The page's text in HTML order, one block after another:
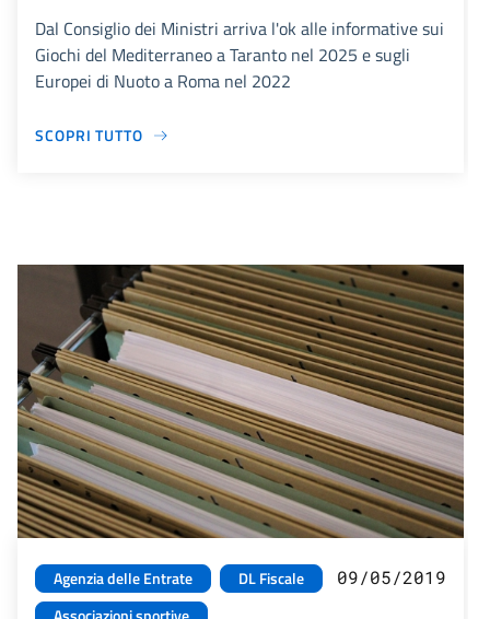
Dal Consiglio dei Ministri arriva l'ok alle informative sui
Giochi del Mediterraneo a Taranto nel 2025 e sugli
Europei di Nuoto a Roma nel 2022
SCOPRI TUTTO
Agenzia delle Entrate
DL Fiscale
09/05/2019